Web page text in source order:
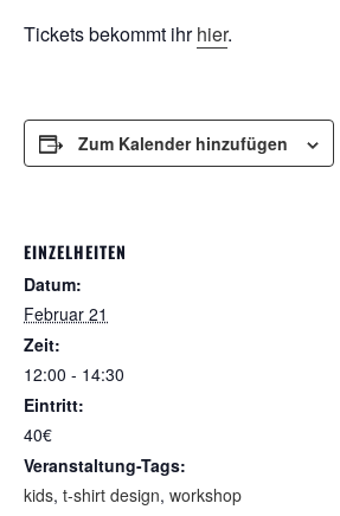
Tickets bekommt ihrhier.
Zum Kalender hinzufügen
EINZELHEITEN
Datum:
Februar 21
Zeit:
12:00 - 14:30
Eintritt:
40€
Veranstaltung-Tags:
kids, t-shirt design, workshop